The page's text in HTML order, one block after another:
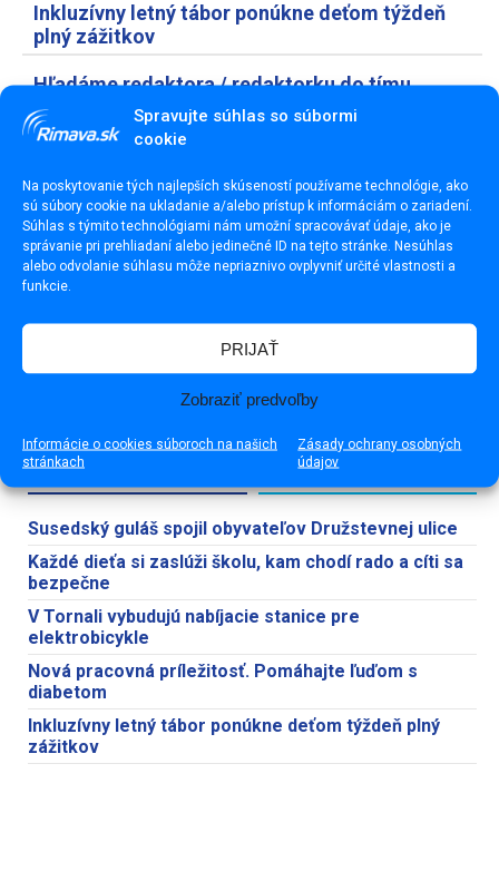
Spravujte súhlas so súbormi
cookie
Na poskytovanie tých najlepších skúseností používame technológie, ako
sú súbory cookie na ukladanie a/alebo prístup k informáciám o zariadení.
Súhlas s týmito technológiami nám umožní spracovávať údaje, ako je
správanie pri prehliadaní alebo jedinečné ID na tejto stránke. Nesúhlas
alebo odvolanie súhlasu môže nepriaznivo ovplyvniť určité vlastnosti a
funkcie.
PRIJAŤ
Zobraziť predvoľby
Informácie o cookies súboroch na našich
stránkach
Zásady ochrany osobných
údajov
Inkluzívny letný tábor ponúkne deťom týždeň
plný zážitkov
Hľadáme redaktora / redaktorku do tímu
Susedský guláš spojil obyvateľov Družstevnej ulice
Každé dieťa si zaslúži školu, kam chodí rado a cíti sa
bezpečne
V Tornali vybudujú nabíjacie stanice pre
elektrobicykle
Nová pracovná príležitosť. Pomáhajte ľuďom s
diabetom
Inkluzívny letný tábor ponúkne deťom týždeň plný
zážitkov